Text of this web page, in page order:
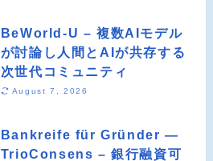
BeWorld-U – 複数AIモデル
が討論し人間とAIが共存する
次世代コミュニティ
August 7, 2026
Bankreife für Gründer —
TrioConsens – 銀行融資可